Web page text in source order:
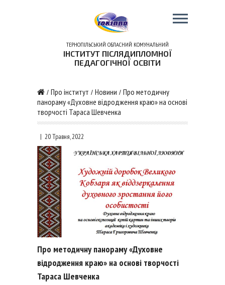
ТЕРНОПІЛЬСЬКИЙ ОБЛАСНИЙ КОМУНАЛЬНИЙ
ІНСТИТУТ ПІСЛЯДИПЛОМНОЇ
ПЕДАГОГІЧНОЇ ОСВІТИ
/ Про інститут / Новини / Про методичну
панораму «Духовне відродження краю» на основі
творчості Тараса Шевченка
| 20 Травня, 2022
Про методичну панораму «Духовне
відродження краю» на основі творчості
Тараса Шевченка